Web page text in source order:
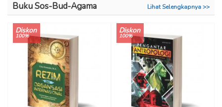
Buku Sos-Bud-Agama Lihat Selengkapnya >>
Diskon
100%
Diskon
100%